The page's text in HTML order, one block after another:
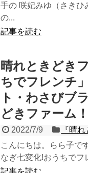
手の 咲妃みゆ（さきひ
の...
記事を読む
晴れときどき
ちでフレンチ
ト・わさびブ
どきファーム！
2022/7/9
『晴
こんにちは。らら子で
なぎ七変化!おうちでフ
記事を読む